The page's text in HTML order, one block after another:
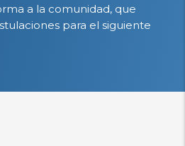
a la comunidad, que
para el siguiente